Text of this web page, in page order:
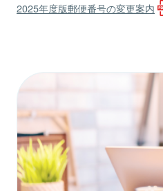
2025年度版郵便番号の変更案内